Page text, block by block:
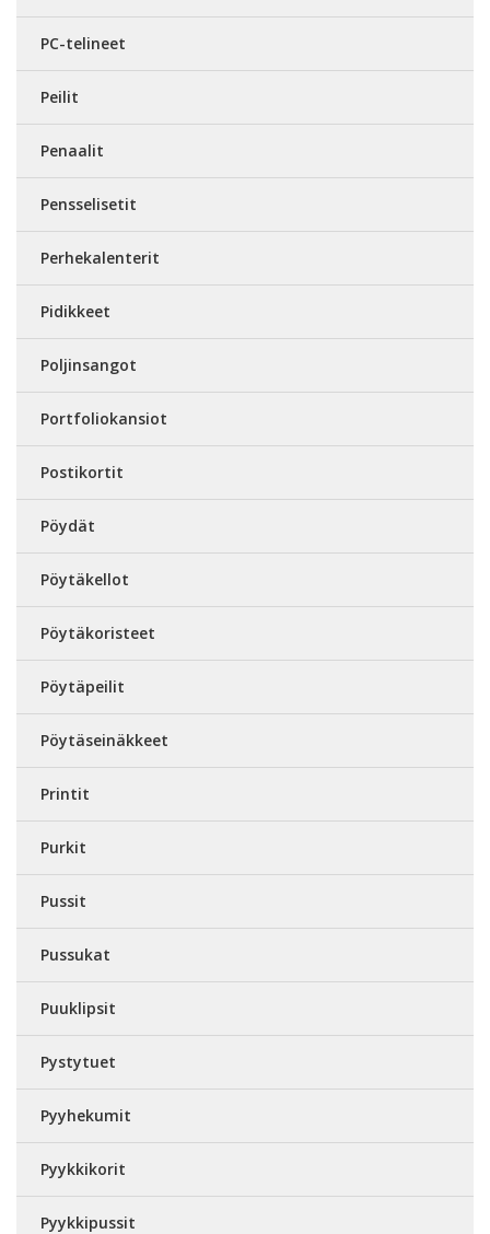
PC-telineet
Peilit
Penaalit
Pensselisetit
Perhekalenterit
Pidikkeet
Poljinsangot
Portfoliokansiot
Postikortit
Pöydät
Pöytäkellot
Pöytäkoristeet
Pöytäpeilit
Pöytäseinäkkeet
Printit
Purkit
Pussit
Pussukat
Puuklipsit
Pystytuet
Pyyhekumit
Pyykkikorit
Pyykkipussit